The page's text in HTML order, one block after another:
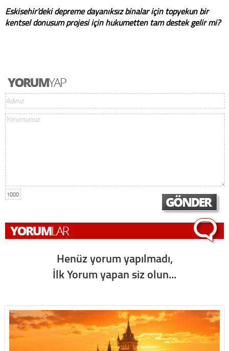
Eskişehir’deki depreme dayanıksız binalar için topyekun bir
kentsel dönüşüm projesi için hükümetten tam destek gelir mi?
1000
Henüz yorum yapılmadı,
İlk Yorum yapan siz olun...